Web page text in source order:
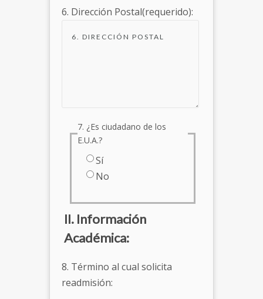
6. Dirección Postal(requerido):
7. ¿Es ciudadano de los
E.U.A.?
Sí
No
II. Información
Académica:
8. Término al cual solicita
readmisión: